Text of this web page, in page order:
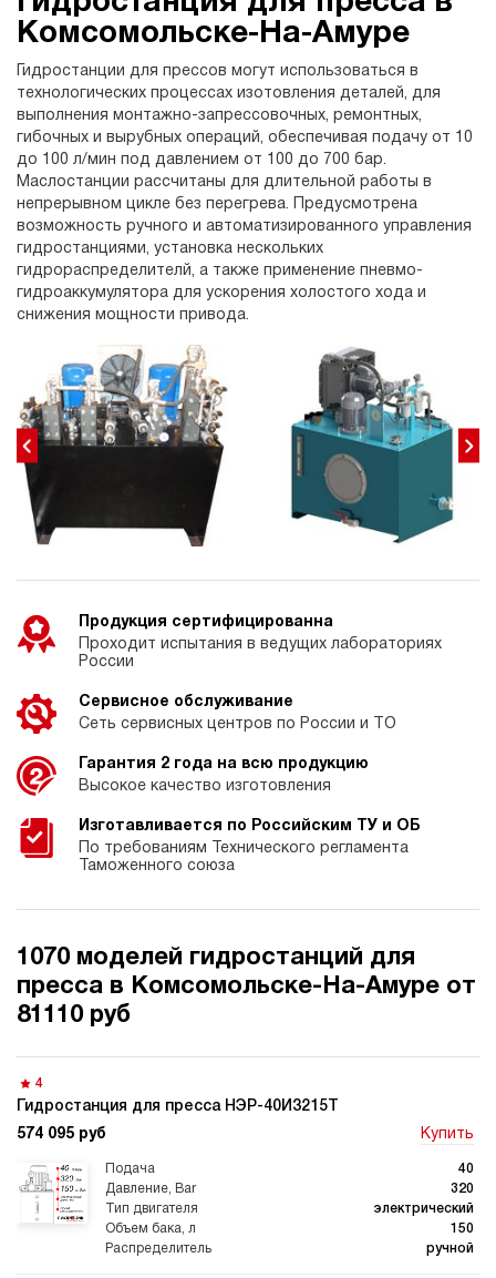
Комсомольске-На-Амуре
Гидростанции для прессов могут использоваться в
технологических процессах изотовления деталей, для
выполнения монтажно-запрессовочных, ремонтных,
гибочных и вырубных операций, обеспечивая подачу от 10
до 100 л/мин под давлением от 100 до 700 бар.
Маслостанции рассчитаны для длительной работы в
непрерывном цикле без перегрева. Предусмотрена
возможность ручного и автоматизированного управления
гидростанциями, установка нескольких
гидрораспределителй, а также применение пневмо-
гидроаккумулятора для ускорения холостого хода и
снижения мощности привода.
Продукция сертифицированна
Проходит испытания в ведущих лабораториях
России
Сервисное обслуживание
Сеть сервисных центров по России и ТО
Гарантия 2 года на всю продукцию
Высокое качество изготовления
Изготавливается по Российским ТУ и ОБ
По требованиям Технического регламента
Таможенного союза
1070 моделей гидростанций для
пресса в Комсомольске-На-Амуре от
81110 руб
Гидростанция для пресса НЭР-40И3215Т
4
574 095 руб Купить
40
320
электрический
150
ручной